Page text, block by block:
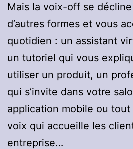
Mais la voix-off se
d’autres formes et vous
quotidien : un assistant
un tutoriel qui vous
utiliser un produit, un
qui s’invite dans votre
application mobile ou tout
voix qui accueille les
entreprise…